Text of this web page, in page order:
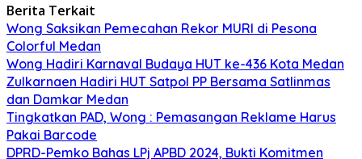
Berita Terkait
Wong Saksikan Pemecahan Rekor MURI di Pesona
Colorful Medan
Wong Hadiri Karnaval Budaya HUT ke-436 Kota Medan
Zulkarnaen Hadiri HUT Satpol PP Bersama Satlinmas
dan Damkar Medan
Tingkatkan PAD, Wong : Pemasangan Reklame Harus
Pakai Barcode
DPRD-Pemko Bahas LPj APBD 2024, Bukti Komitmen